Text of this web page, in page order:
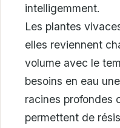
intelligemment.
Les plantes
elles reviennent
volume avec le
besoins en eau
racines profondes
permettent de